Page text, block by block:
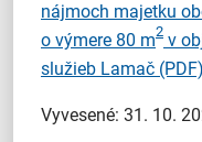
nájmoch majetku
o výmere 80 m2 v
služieb Lamač (PDF)
Vyvesené: 31. 10.